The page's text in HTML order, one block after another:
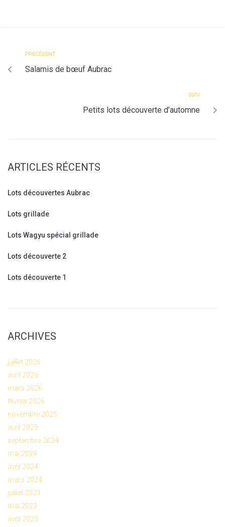
PRÉCÉDENT
Salamis de bœuf Aubrac
SUIV
Petits lots découverte d’automne
ARTICLES RÉCENTS
Lots découvertes Aubrac
Lots grillade
Lots Wagyu spécial grillade
Lots découverte 2
Lots découverte 1
ARCHIVES
juillet 2026
avril 2026
mars 2026
février 2026
novembre 2025
avril 2025
septembre 2024
mai 2024
avril 2024
mars 2024
juillet 2023
mai 2023
avril 2023